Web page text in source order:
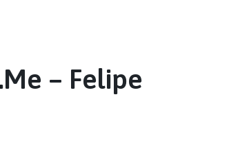
– Felipe